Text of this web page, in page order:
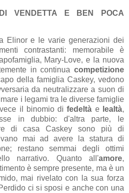
VENDETTA E BEN POCA
Elinor e le varie generazioni dei
contrastanti: memorabile è
Mary-Love, e la nuova
in continua competizione
della famiglia Caskey, vedono
da neutralizzare a suon di
i legami tra le diverse famiglie
il binomio difedeltà e lealtà,
in dubbio: d'altra parte, le
di casa Caskey sono più di
mai ad avere la statura di
restano semmai degli ottimi
narrativo. Quanto all'amore,
è sempre presente, ma è un
mai rivelato con la sua forza
ci si sposi e anche con una